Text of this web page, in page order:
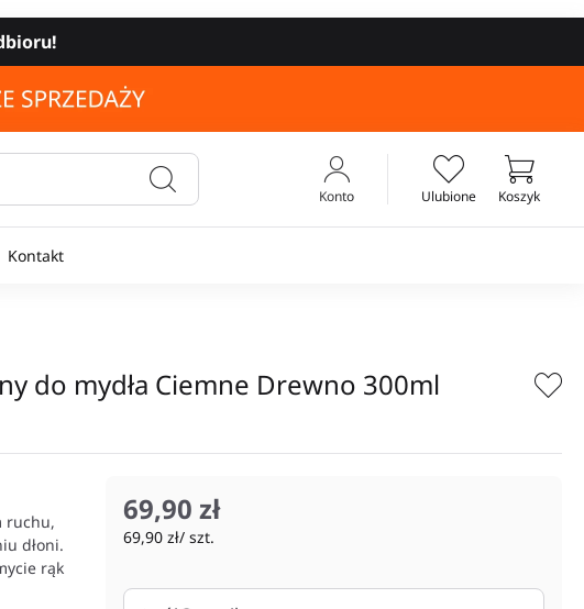
Ulubione
Konto Koszyk
Kontakt
do mydła Ciemne Drewno 300ml
ruchu,
dłoni.
rąk
69,90 zł
69,90 zł/ szt.